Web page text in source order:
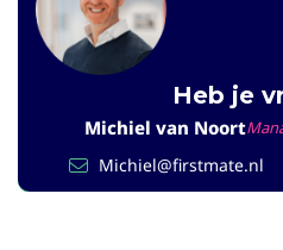
Heb je
Michiel van Noort
Michiel@firstmate.nl